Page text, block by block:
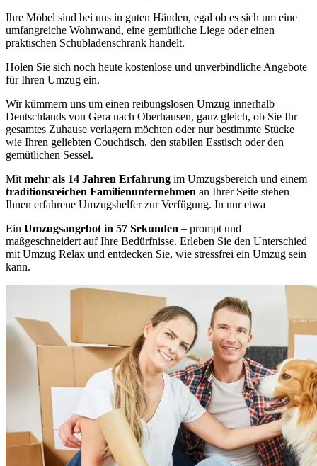
Ihre Möbel sind bei uns in guten Händen, egal ob es sich um eine
umfangreiche Wohnwand, eine gemütliche Liege oder einen
praktischen Schubladenschrank handelt.
Holen Sie sich noch heute kostenlose und unverbindliche Angebote
für Ihren Umzug ein.
Wir kümmern uns um einen reibungslosen Umzug innerhalb
Deutschlands von Gera nach Oberhausen, ganz gleich, ob Sie Ihr
gesamtes Zuhause verlagern möchten oder nur bestimmte Stücke
wie Ihren geliebten Couchtisch, den stabilen Esstisch oder den
gemütlichen Sessel.
Mit mehr als 14 Jahren Erfahrung im Umzugsbereich und einem
traditionsreichen Familienunternehmen an Ihrer Seite stehen
Ihnen erfahrene Umzugshelfer zur Verfügung. In nur etwa
Ein Umzugsangebot in 57 Sekunden – prompt und
maßgeschneidert auf Ihre Bedürfnisse. Erleben Sie den Unterschied
mit Umzug Relax und entdecken Sie, wie stressfrei ein Umzug sein
kann.